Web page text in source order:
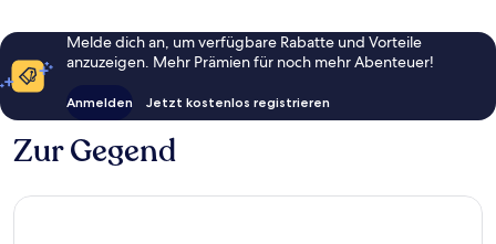
Melde dich an, um verfügbare Rabatte und Vorteile
anzuzeigen. Mehr Prämien für noch mehr Abenteuer!
Anmelden Jetzt kostenlos registrieren
Zur Gegend